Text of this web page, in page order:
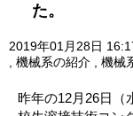
た。
2019年01月28日
機械系の紹介 機械
昨年の12月26日（